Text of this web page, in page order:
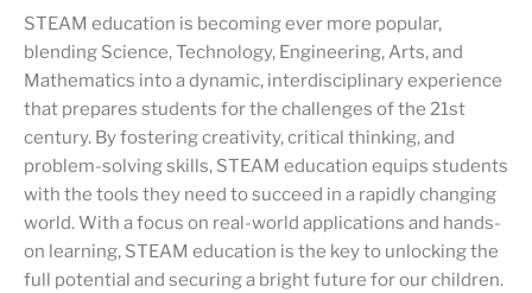
STEAM education is becoming ever more popular,
blending Science, Technology, Engineering, Arts, and
Mathematics into a dynamic, interdisciplinary experience
that prepares students for the challenges of the 21st
century. By fostering creativity, critical thinking, and
problem-solving skills, STEAM education equips students
with the tools they need to succeed in a rapidly changing
world. With a focus on real-world applications and hands-
on learning, STEAM education is the key to unlocking the
full potential and securing a bright future for our children.